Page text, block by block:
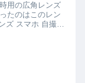
用の広角レンズ